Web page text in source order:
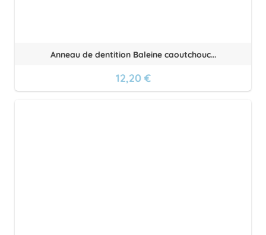
Anneau de dentition Baleine caoutchouc...
12,20 €